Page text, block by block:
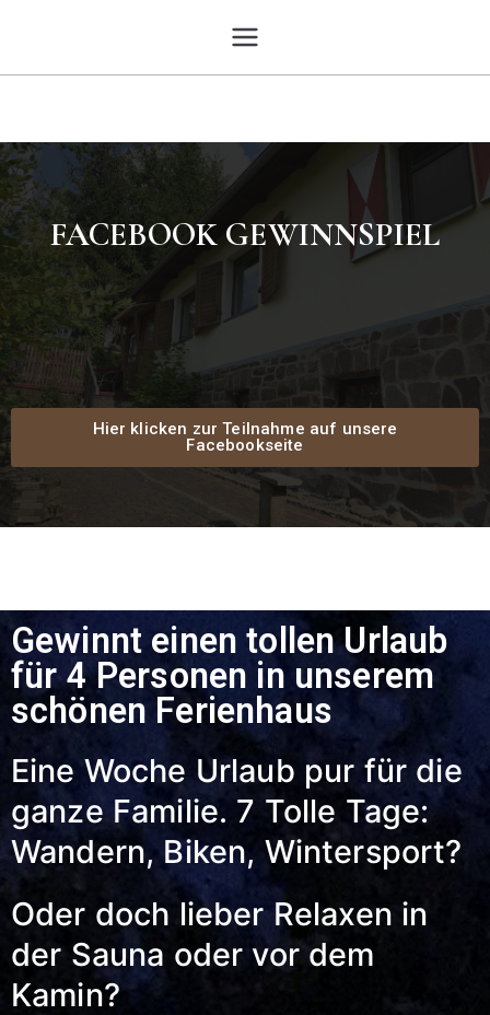
FACEBOOK GEWINNSPIEL
Hier klicken zur Teilnahme auf unsere
Facebookseite
Gewinnt einen tollen Urlaub
für 4 Personen in unserem
schönen Ferienhaus
Eine Woche Urlaub pur für die
ganze Familie. 7 Tolle Tage:
Wandern, Biken, Wintersport?
Oder doch lieber Relaxen in
der Sauna oder vor dem
Kamin?